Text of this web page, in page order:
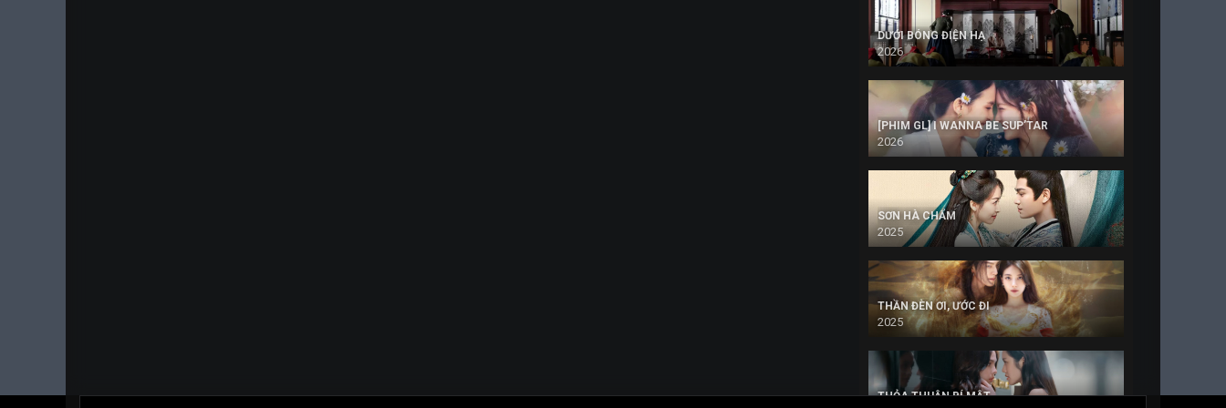
DƯỚI BÓNG ĐIỆN HẠ
2026
[PHIM GL] I WANNA BE SUP’TAR
2026
SƠN HÀ CHẨM
2025
THẦN ĐÈN ƠI, ƯỚC ĐI
2025
THỎA THUẬN BÍ MẬT